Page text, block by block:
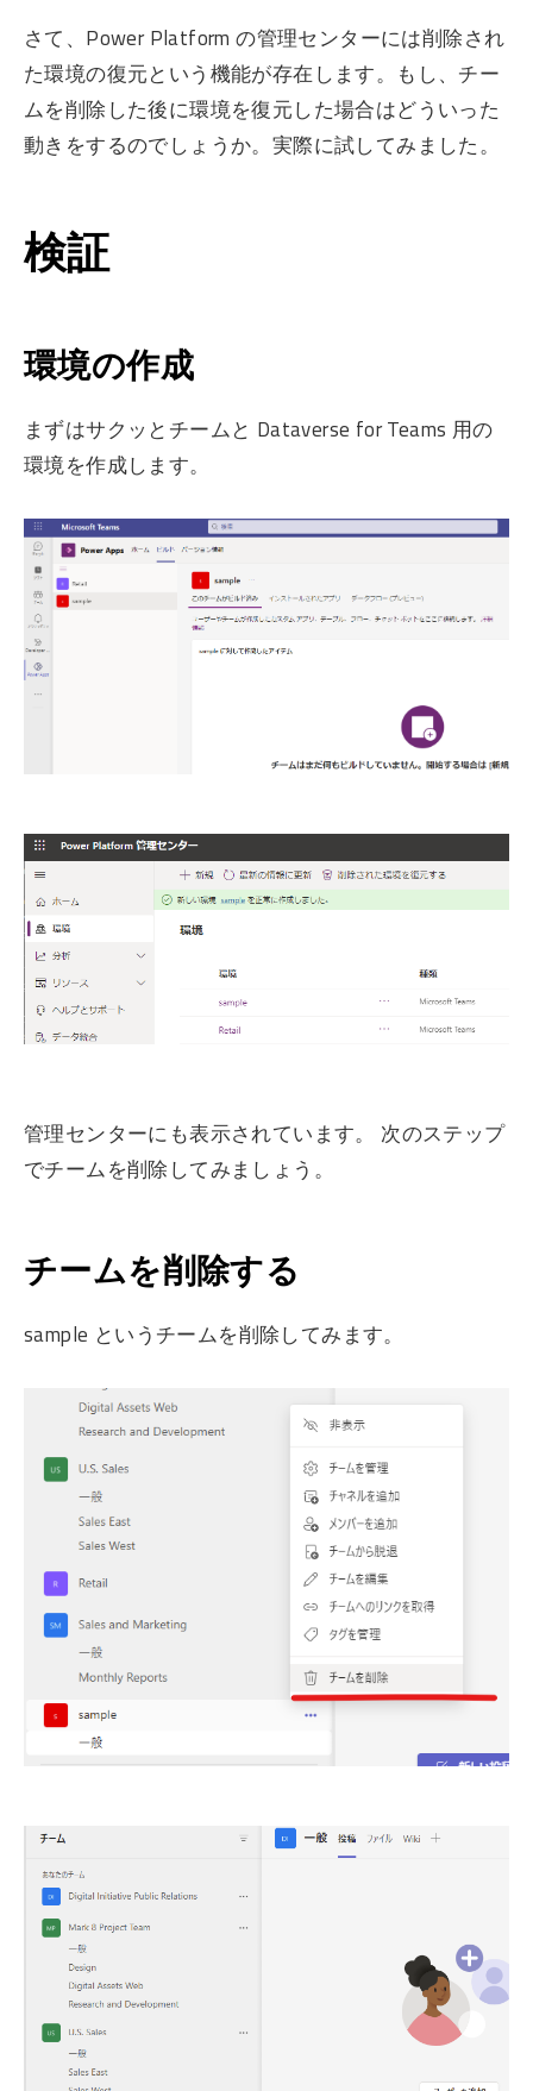
さて、Power Platform の管理センターには削除され
た環境の復元という機能が存在します。もし、チー
ムを削除した後に環境を復元した場合はどういった
動きをするのでしょうか。実際に試してみました。
検証
環境の作成
まずはサクッとチームと Dataverse for Teams 用の
環境を作成します。
管理センターにも表示されています。 次のステップ
でチームを削除してみましょう。
チームを削除する
sample というチームを削除してみます。